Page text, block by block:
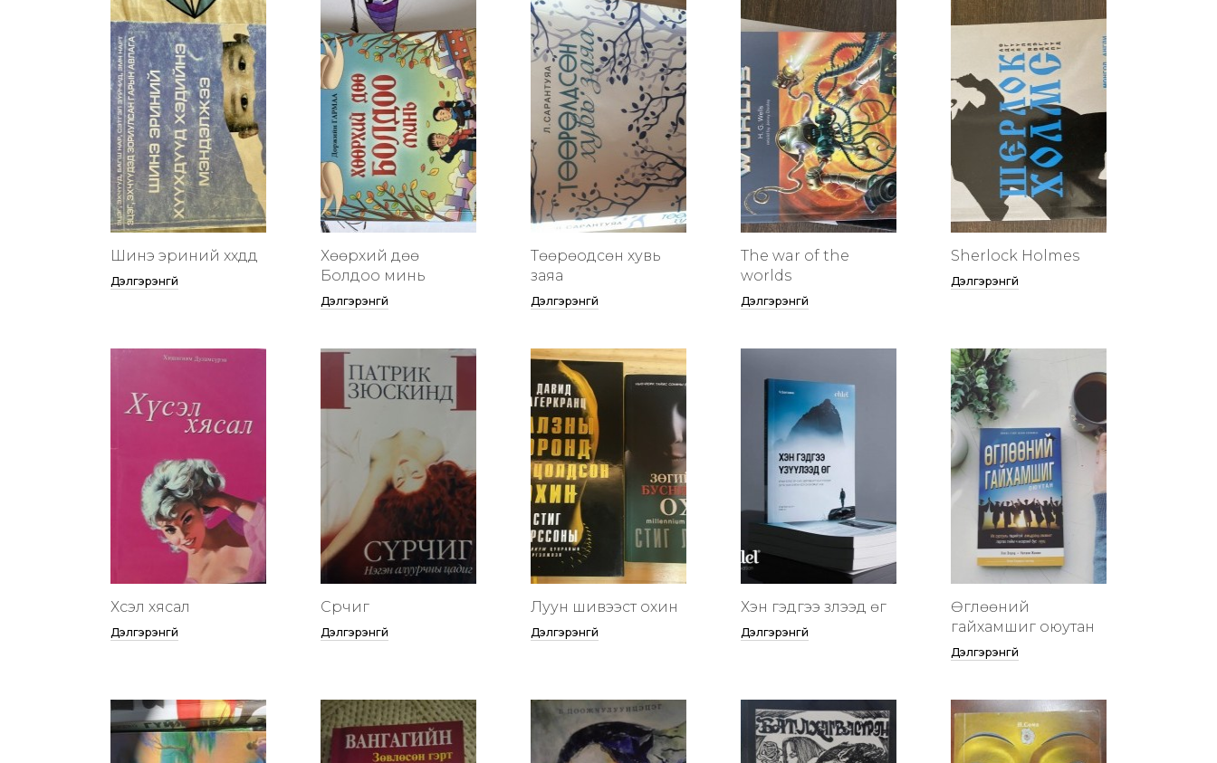
Шинэ эриний хүүхдүүд
Дэлгэрэнгүй
Хөөрхий дөө
Болдоо минь
Дэлгэрэнгүй
Төөрөодсөн хувь
заяа
Дэлгэрэнгүй
The war of the
worlds
Дэлгэрэнгүй
Sherlock Holmes
Дэлгэрэнгүй
Хүсэл хясал
Дэлгэрэнгүй
Сүрчиг
Дэлгэрэнгүй
Луун шивээст охин
Дэлгэрэнгүй
Хэн гэдгээ үзүүлээд өг
Дэлгэрэнгүй
Өглөөний
гайхамшиг оюутан
Дэлгэрэнгүй